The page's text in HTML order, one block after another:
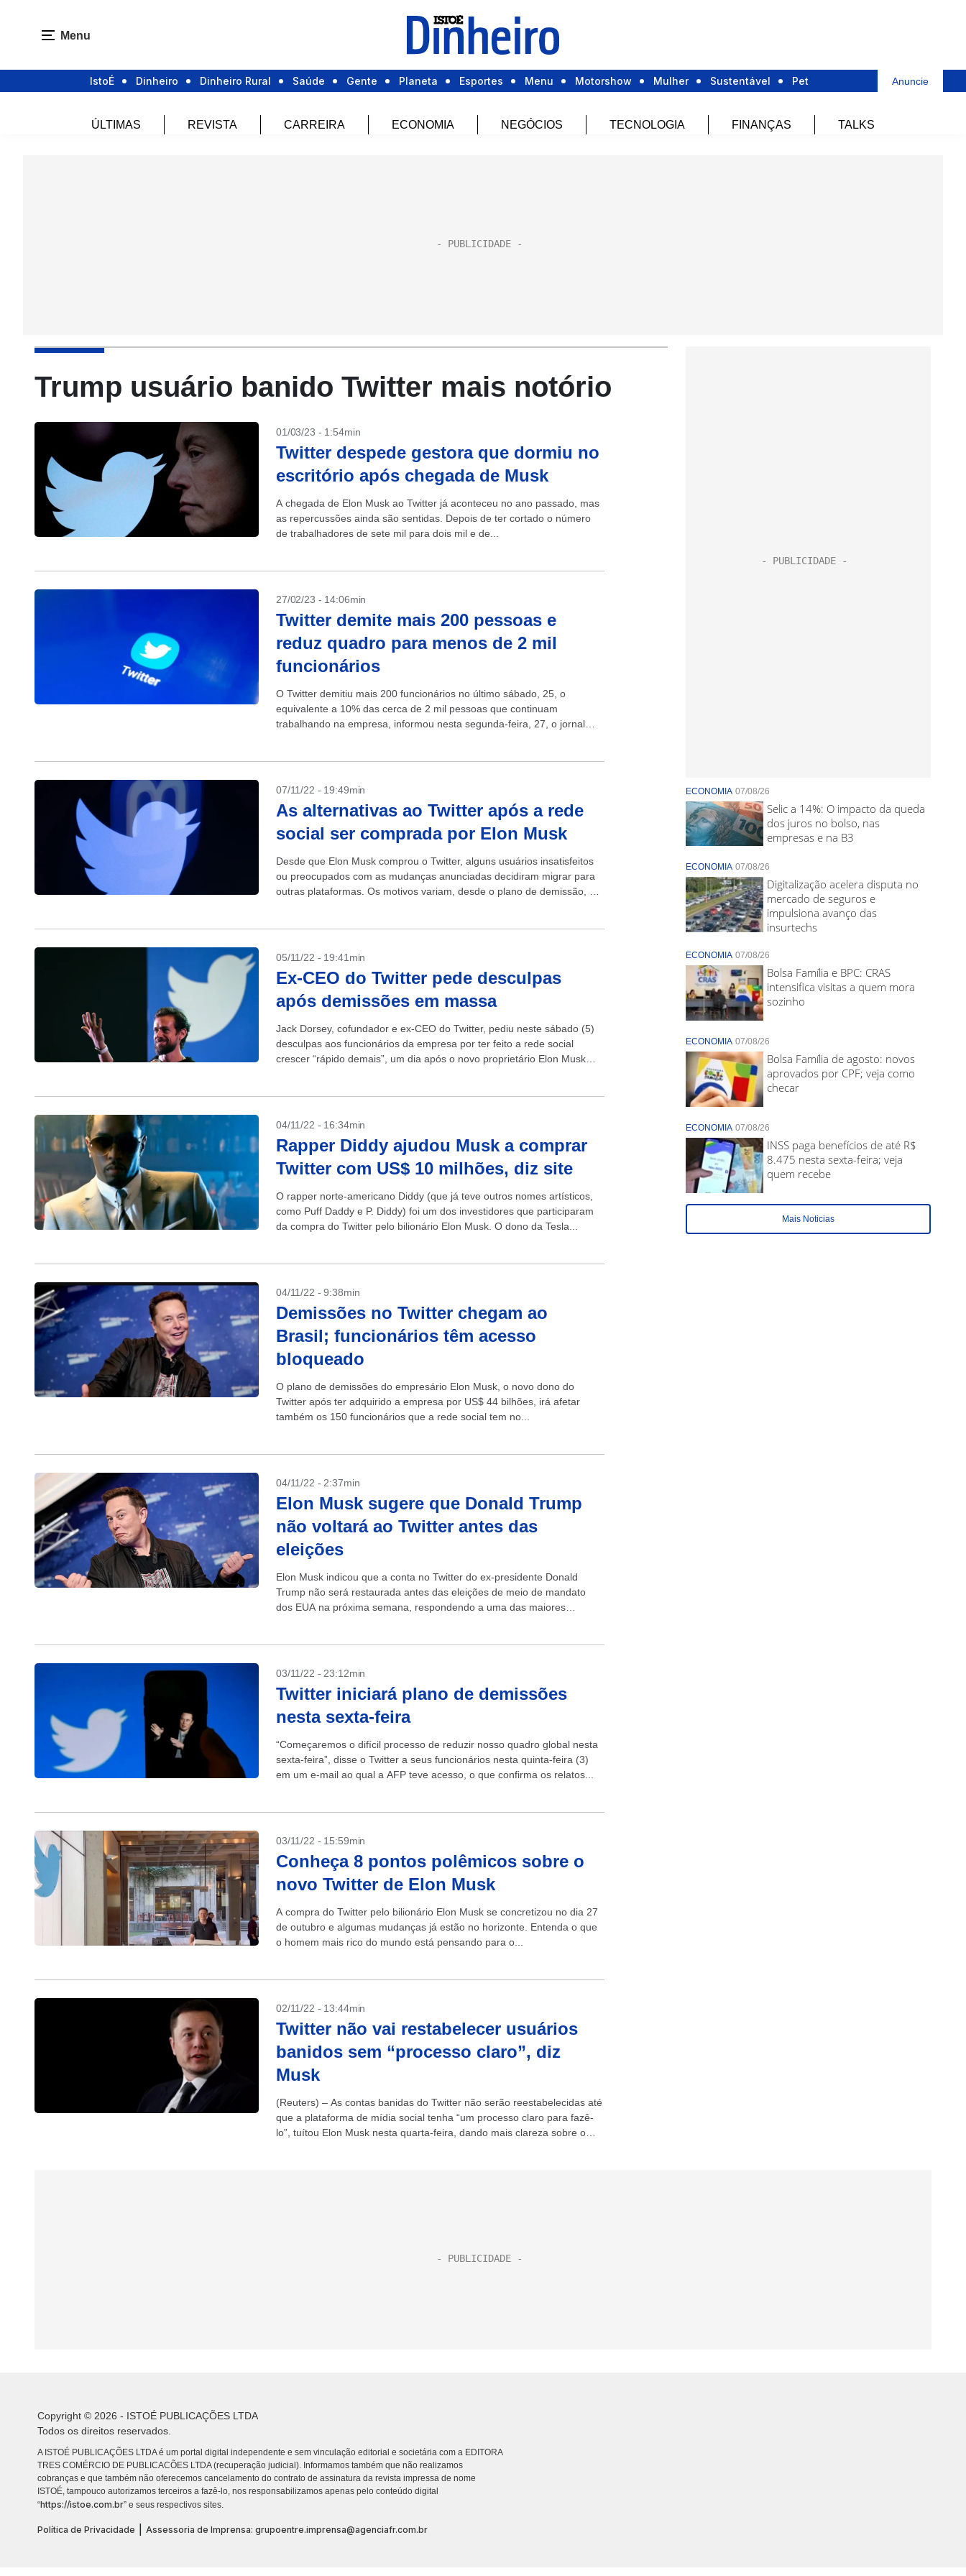
Menu
IstoÉ Dinheiro Dinheiro Rural Saúde Gente Planeta Esportes Menu Motorshow Mulher Sustentável Pet Anuncie
ÚLTIMAS REVISTA CARREIRA ECONOMIA NEGÓCIOS TECNOLOGIA FINANÇAS TALKS
Trump usuário banido Twitter mais notório
01/03/23 - 1:54min
Twitter despede gestora que dormiu no
escritório após chegada de Musk
A chegada de Elon Musk ao Twitter já aconteceu no ano passado, mas
as repercussões ainda são sentidas. Depois de ter cortado o número
de trabalhadores de sete mil para dois mil e de...
27/02/23 - 14:06min
Twitter demite mais 200 pessoas e
reduz quadro para menos de 2 mil
funcionários
O Twitter demitiu mais 200 funcionários no último sábado, 25, o
equivalente a 10% das cerca de 2 mil pessoas que continuam
trabalhando na empresa, informou nesta segunda-feira, 27, o jornal
07/11/22 - 19:49min
As alternativas ao Twitter após a rede
social ser comprada por Elon Musk
Desde que Elon Musk comprou o Twitter, alguns usuários insatisfeitos
ou preocupados com as mudanças anunciadas decidiram migrar para
outras plataformas. Os motivos variam, desde o plano de demissão, até
05/11/22 - 19:41min
Ex-CEO do Twitter pede desculpas
após demissões em massa
Jack Dorsey, cofundador e ex-CEO do Twitter, pediu neste sábado (5)
desculpas aos funcionários da empresa por ter feito a rede social
crescer “rápido demais”, um dia após o novo proprietário Elon Musk
04/11/22 - 16:34min
Rapper Diddy ajudou Musk a comprar
Twitter com US$ 10 milhões, diz site
O rapper norte-americano Diddy (que já teve outros nomes artísticos,
como Puff Daddy e P. Diddy) foi um dos investidores que participaram
da compra do Twitter pelo bilionário Elon Musk. O dono da Tesla...
04/11/22 - 9:38min
Demissões no Twitter chegam ao
Brasil; funcionários têm acesso
bloqueado
O plano de demissões do empresário Elon Musk, o novo dono do
Twitter após ter adquirido a empresa por US$ 44 bilhões, irá afetar
também os 150 funcionários que a rede social tem no...
04/11/22 - 2:37min
Elon Musk sugere que Donald Trump
não voltará ao Twitter antes das
eleições
Elon Musk indicou que a conta no Twitter do ex-presidente Donald
Trump não será restaurada antes das eleições de meio de mandato
dos EUA na próxima semana, respondendo a uma das maiores
03/11/22 - 23:12min
Twitter iniciará plano de demissões
nesta sexta-feira
“Começaremos o difícil processo de reduzir nosso quadro global nesta
sexta-feira”, disse o Twitter a seus funcionários nesta quinta-feira (3)
em um e-mail ao qual a AFP teve acesso, o que confirma os relatos...
03/11/22 - 15:59min
Conheça 8 pontos polêmicos sobre o
novo Twitter de Elon Musk
A compra do Twitter pelo bilionário Elon Musk se concretizou no dia 27
de outubro e algumas mudanças já estão no horizonte. Entenda o que
o homem mais rico do mundo está pensando para o...
02/11/22 - 13:44min
Twitter não vai restabelecer usuários
banidos sem “processo claro”, diz
Musk
(Reuters) – As contas banidas do Twitter não serão reestabelecidas até
que a plataforma de mídia social tenha “um processo claro para fazê-
lo”, tuítou Elon Musk nesta quarta-feira, dando mais clareza sobre o
ECONOMIA 07/08/26
Selic a 14%: O impacto da queda
dos juros no bolso, nas
empresas e na B3
ECONOMIA 07/08/26
Digitalização acelera disputa no
mercado de seguros e
impulsiona avanço das
insurtechs
ECONOMIA 07/08/26
Bolsa Família e BPC: CRAS
intensifica visitas a quem mora
sozinho
ECONOMIA 07/08/26
Bolsa Família de agosto: novos
aprovados por CPF; veja como
checar
ECONOMIA 07/08/26
INSS paga benefícios de até R$
8.475 nesta sexta-feira; veja
quem recebe
Mais Noticias
Copyright © 2026 - ISTOÉ PUBLICAÇÕES LTDA
Todos os direitos reservados.
A ISTOÉ PUBLICAÇÕES LTDA é um portal digital independente e sem vinculação editorial e societária com a EDITORA
TRES COMÉRCIO DE PUBLICACÕES LTDA (recuperação judicial). Informamos também que não realizamos
cobranças e que também não oferecemos cancelamento do contrato de assinatura da revista impressa de nome
ISTOÉ, tampouco autorizamos terceiros a fazê-lo, nos responsabilizamos apenas pelo conteúdo digital
“https://istoe.com.br” e seus respectivos sites.
Política de Privacidade Assessoria de Imprensa: grupoentre.imprensa@agenciafr.com.br